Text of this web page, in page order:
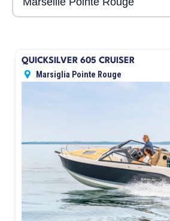
QUICKSILVER 605 CRUISER
Marsiglia Pointe Rouge